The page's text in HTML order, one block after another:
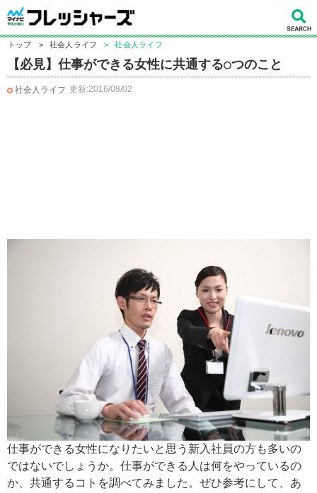
トップ > 社会人ライフ > 社会人ライフ
【必見】仕事ができる女性に共通する○つのこと
社会人ライフ 更新:2016/08/02
仕事ができる女性になりたいと思う新入社員の方も多いの
ではないでしょうか。仕事ができる人は何をやっているの
か、共通するコトを調べてみました。ぜひ参考にして、あ